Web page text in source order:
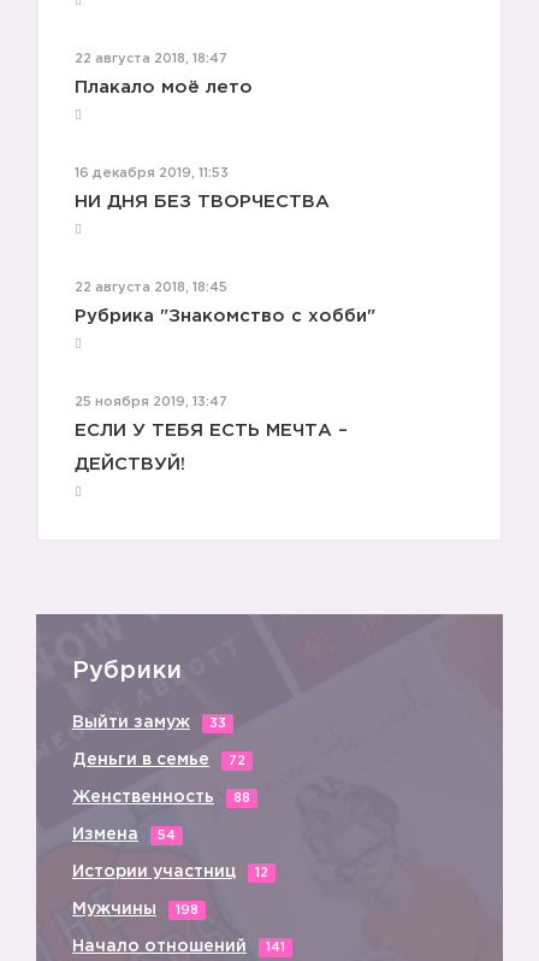
22 августа 2018, 18:47
Плакало моё лето
16 декабря 2019, 11:53
НИ ДНЯ БЕЗ ТВОРЧЕСТВА
22 августа 2018, 18:45
Рубрика "Знакомство с хобби"
25 ноября 2019, 13:47
ЕСЛИ У ТЕБЯ ЕСТЬ МЕЧТА –
ДЕЙСТВУЙ!
Рубрики
Выйти замуж 33
Деньги в семье 72
Женственность 88
Измена 54
Истории участниц 12
Мужчины 198
Начало отношений 141